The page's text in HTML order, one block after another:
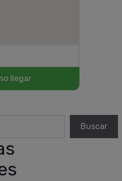
Buscar